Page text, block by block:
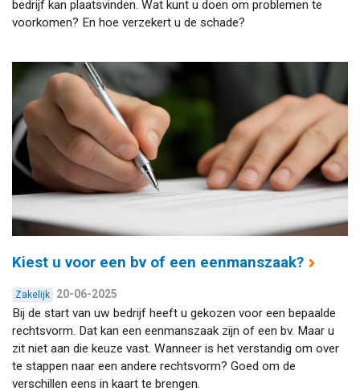
bedrijf kan plaatsvinden. Wat kunt u doen om problemen te
voorkomen? En hoe verzekert u de schade?
Kiest u voor een bv of een eenmanszaak?
Zakelijk 20-06-2025
Bij de start van uw bedrijf heeft u gekozen voor een bepaalde
rechtsvorm. Dat kan een eenmanszaak zijn of een bv. Maar u
zit niet aan die keuze vast. Wanneer is het verstandig om over
te stappen naar een andere rechtsvorm? Goed om de
verschillen eens in kaart te brengen.